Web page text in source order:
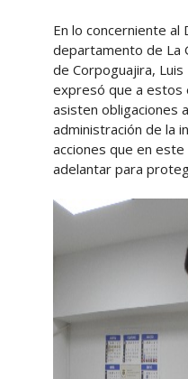
En lo concerniente al
departamento de La
de Corpoguajira,
expresó que a
asisten obligaciones
administración de la
acciones que en
adelantar para